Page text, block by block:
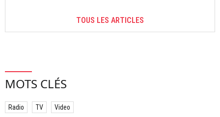
TOUS LES ARTICLES
MOTS CLÉS
Radio TV Video